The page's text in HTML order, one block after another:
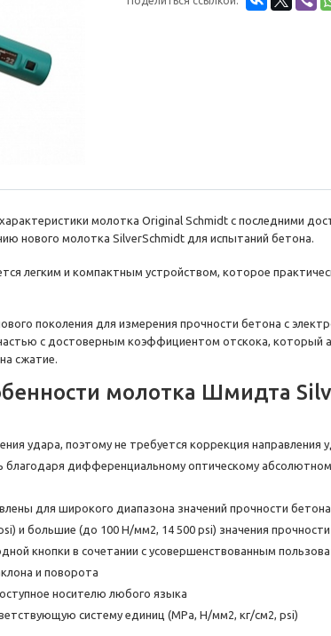
молотка Original Schmidt с последними
нового молотка SilverSchmidt для испытаний бетона.
легким и компактным устройством, которое
поколения для измерения прочности бетона с
с достоверным коэффициентом отскока, который
сжатие.
молотка Шмидта
удара, поэтому не требуется коррекция направления
благодаря дифференциальному оптическому
для широкого диапазона значений прочности
и большие (до 100 Н/мм2, 14 500 psi) значения
кнопки в сочетании с усовершенствованным
и поворота
носителю любого языка
систему единиц (MPa, Н/мм2, кг/см2, psi)